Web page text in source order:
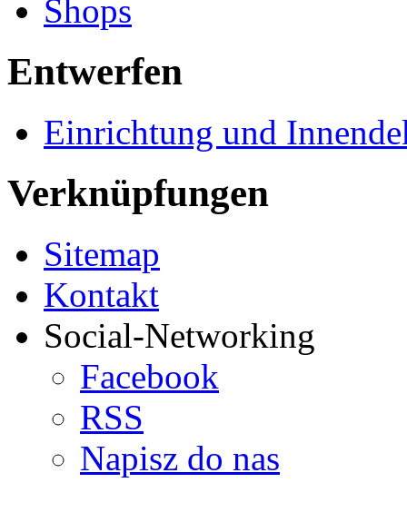
Shops
Entwerfen
Einrichtung und
Verknüpfungen
Sitemap
Kontakt
Social-Networking
Facebook
RSS
Napisz do nas